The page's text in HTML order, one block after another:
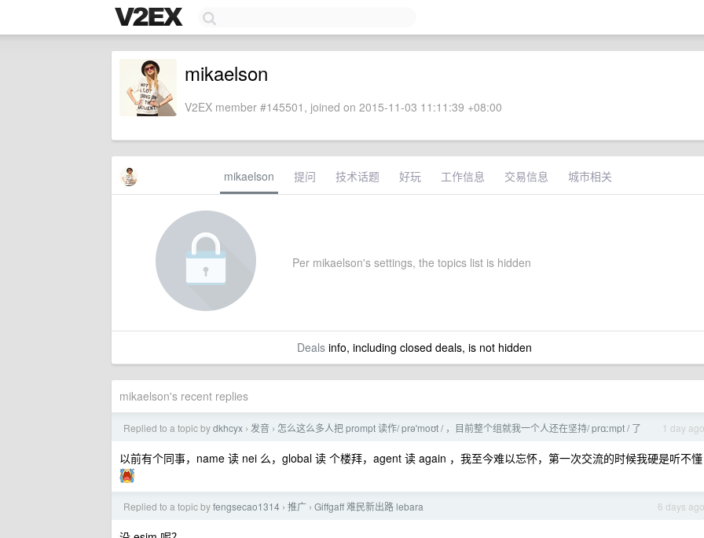
mikaelson
V2EX member #145501, joined on 2015-11-03 11:11:39 +08:00
mikaelson 提问 技术话题 好玩 工作信息 交易信息 城市相关
Per mikaelson's settings, the topics list is hidden
Dealsinfo, including closed deals, is not hidden
mikaelson's recent replies
1 day ago
Replied to a topic bydkhcyx › 发音 › 怎么这么多人把 prompt 读作/ prəˈmoʊt / ，目前整个组就我一个人还在坚持/ prɑːmpt / 了
以前有个同事，name 读 nei 么，global 读 个楼拜，agent 读 again ，我至今难以忘怀，第一次交流的时候我硬是听不懂
6 days ago
Replied to a topic byfengsecao1314 › 推广 › Giffgaff 难民新出路 lebara